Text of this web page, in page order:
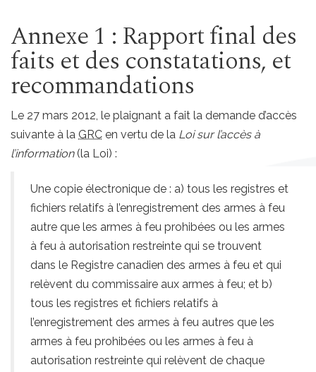
Annexe 1 : Rapport final des
faits et des constatations, et
recommandations
Le 27 mars 2012, le plaignant a fait la demande d’accès
suivante à la GRC en vertu de la Loi sur l’accès à
l’information(la Loi) :
Une copie électronique de : a) tous les registres et
fichiers relatifs à l’enregistrement des armes à feu
autre que les armes à feu prohibées ou les armes
à feu à autorisation restreinte qui se trouvent
dans le Registre canadien des armes à feu et qui
relèvent du commissaire aux armes à feu; et b)
tous les registres et fichiers relatifs à
l’enregistrement des armes à feu autres que les
armes à feu prohibées ou les armes à feu à
autorisation restreinte qui relèvent de chaque